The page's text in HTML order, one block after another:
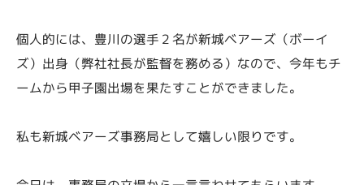
個人的には、豊川の選手２名が新城ベアーズ（ボーイ
ズ）出身（弊社社長が監督を務める）なので、今年もチ
ームから甲子園出場を果たすことができました。
私も新城ベアーズ事務局として嬉しい限りです。